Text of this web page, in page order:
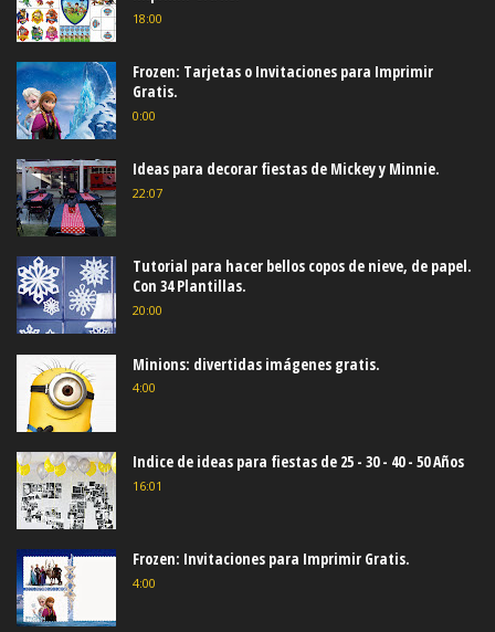
18:00
Frozen: Tarjetas o Invitaciones para Imprimir
Gratis.
0:00
Ideas para decorar fiestas de Mickey y Minnie.
22:07
Tutorial para hacer bellos copos de nieve, de papel.
Con 34 Plantillas.
20:00
Minions: divertidas imágenes gratis.
4:00
Indice de ideas para fiestas de 25 - 30 - 40 - 50 Años
16:01
Frozen: Invitaciones para Imprimir Gratis.
4:00